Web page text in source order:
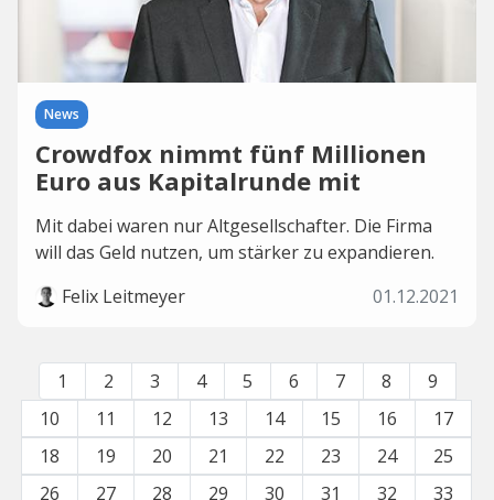
News
Crowdfox nimmt fünf Millionen
Euro aus Kapitalrunde mit
Mit dabei waren nur Altgesellschafter. Die Firma
will das Geld nutzen, um stärker zu expandieren.
Felix Leitmeyer
01.12.2021
1 2 3 4 5 6 7 8
9
10
11 12 13 14 15 16
17
18
19 20 21 22 23 24
25
26
27 28 29 30 31 32 33